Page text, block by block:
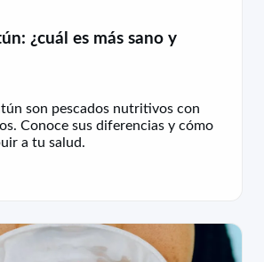
¿cuál es más sano y
son pescados nutritivos con
Conoce sus diferencias y cómo
a tu salud.